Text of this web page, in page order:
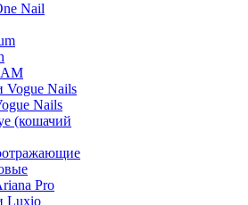
Nail
AM
Nails
(кошачий
Pro